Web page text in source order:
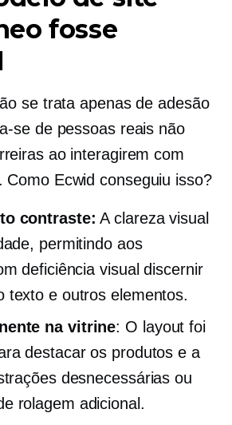
fosse
se trata apenas de adesão
se de pessoas reais não
ao interagirem com
Como Ecwid conseguiu isso?
contraste: A clareza visual
permitindo aos
deficiência visual discernir
texto e outros elementos.
na vitrine: O layout foi
destacar os produtos e a
desnecessárias ou
rolagem adicional.